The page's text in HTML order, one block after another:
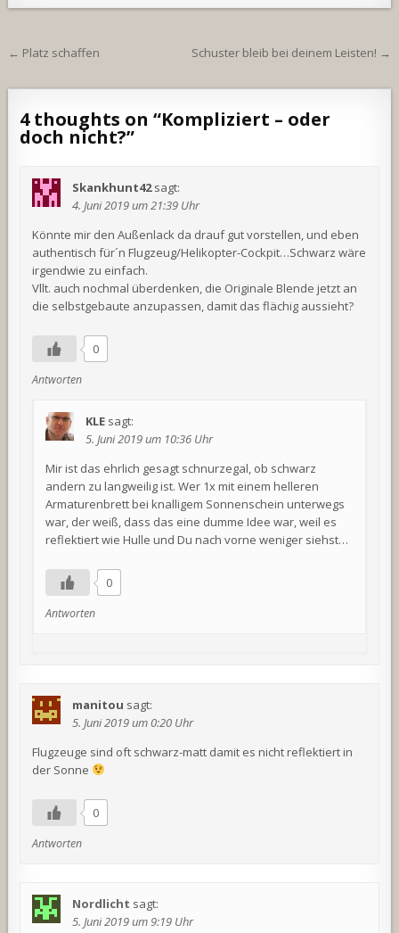
Beitragsnavigation
← Platz schaffen Schuster bleib bei deinem Leisten! →
4 thoughts on “Kompliziert – oder
doch nicht?”
Skankhunt42sagt:
4. Juni 2019 um 21:39 Uhr
Könnte mir den Außenlack da drauf gut vorstellen, und eben
authentisch für´n Flugzeug/Helikopter-Cockpit…Schwarz wäre
irgendwie zu einfach.
Vllt. auch nochmal überdenken, die Originale Blende jetzt an
die selbstgebaute anzupassen, damit das flächig aussieht?
0
Antworten
KLE sagt:
5. Juni 2019 um 10:36 Uhr
Mir ist das ehrlich gesagt schnurzegal, ob schwarz
andern zu langweilig ist. Wer 1x mit einem helleren
Armaturenbrett bei knalligem Sonnenschein unterwegs
war, der weiß, dass das eine dumme Idee war, weil es
reflektiert wie Hulle und Du nach vorne weniger siehst…
0
Antworten
manitou sagt:
5. Juni 2019 um 0:20 Uhr
Flugzeuge sind oft schwarz-matt damit es nicht reflektiert in
der Sonne
0
Antworten
Nordlicht sagt:
5. Juni 2019 um 9:19 Uhr